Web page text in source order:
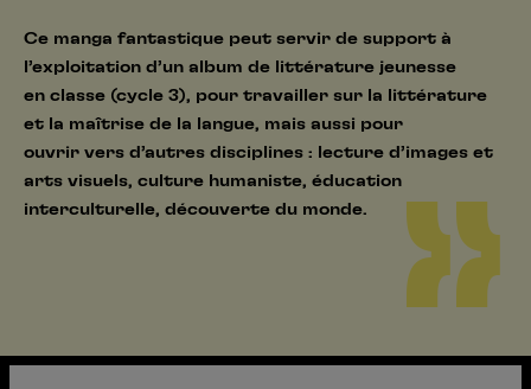
Ce manga fantastique peut servir de support à
l’exploitation d’un album de littérature jeunesse
en classe (cycle 3), pour travailler sur la littérature
et la maîtrise de la langue, mais aussi pour
ouvrir vers d’autres disciplines : lecture d’images et
arts visuels, culture humaniste, éducation
interculturelle, découverte du monde.